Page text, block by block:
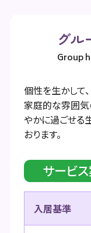
グル
Group
個性を生かして
家庭的な雰囲気
やかに過ごせる
おります。
サービ
入居基準